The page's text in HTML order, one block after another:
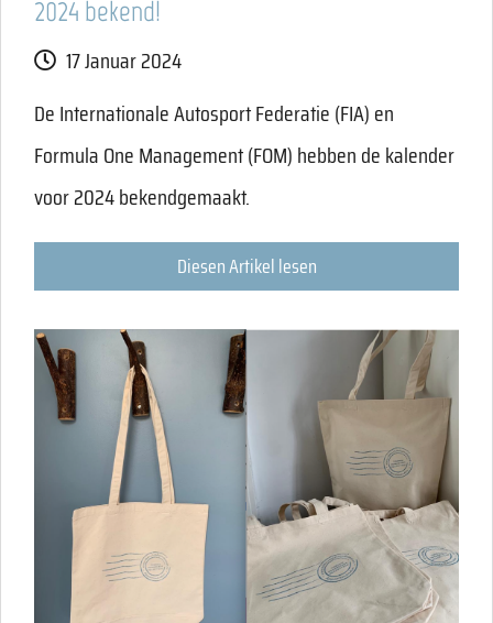
2024 bekend!
17 Januar 2024
De Internationale Autosport Federatie (FIA) en
Formula One Management (FOM) hebben de kalender
voor 2024 bekendgemaakt.
Diesen Artikel lesen